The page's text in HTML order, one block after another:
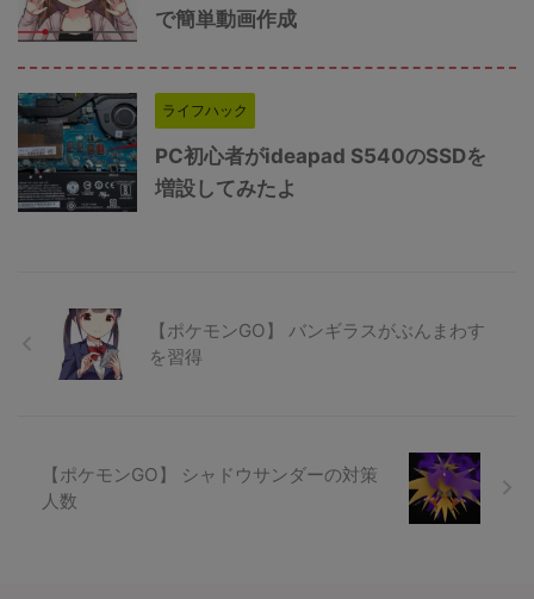
で簡単動画作成
ライフハック
PC初心者がideapad S540のSSDを
増設してみたよ
【ポケモンGO】 バンギラスがぶんまわす
を習得
【ポケモンGO】 シャドウサンダーの対策
人数